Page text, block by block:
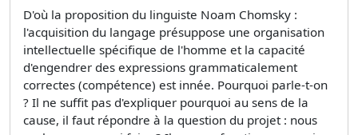
D'où la proposition du linguiste Noam Chomsky :
l'acquisition du langage présuppose une organisation
intellectuelle spécifique de l'homme et la capacité
d'engendrer des expressions grammaticalement
correctes (compétence) est innée. Pourquoi parle-t-on
? Il ne suffit pas d'expliquer pourquoi au sens de la
cause, il faut répondre à la question du projet : nous